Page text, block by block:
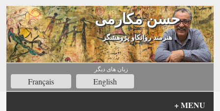
حسن مکارمی
هنرمند روانکاو پژوهشگر
زبان های ديگر
Français English
MENU
+